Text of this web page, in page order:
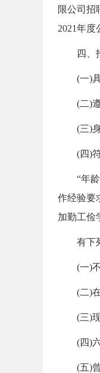
限公司招
2021年度
四、
(一)具
(二)遵
(三)身
(四)符
“年龄要
作经验要
加勤工俭
有下列
(一)不
(二)在
(三)现
(四)六
(五)曾